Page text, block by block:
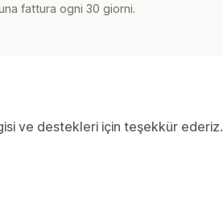
fattura ogni 30 giorni.
ve destekleri için teşekkür ederiz.